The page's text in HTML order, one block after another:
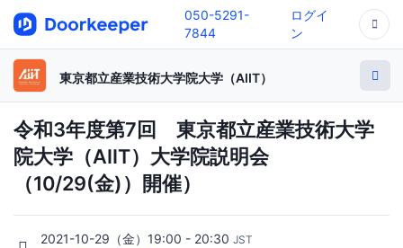
050-5291-
7844
ログイ
ン
東京都立産業技術大学院大学（AIIT）
令和3年度第7回 東京都立産業技術大学
院大学（AIIT）大学院説明会
（10/29(金)）開催）
2021-10-29（金）19:00 - 20:30 JST